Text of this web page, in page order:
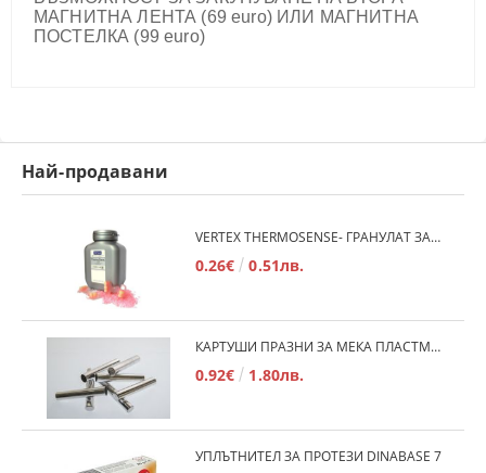
МАГНИТНА ЛЕНТА (69 euro) ИЛИ МАГНИТНА
ПОСТЕЛКА (99 euro)
Най-продавани
VERTEX THERMOSENSE- ГРАНУЛАТ ЗА МЕКИ ПРОТЕЗИ
0.26€ 0.51лв.
КАРТУШИ ПРАЗНИ ЗА МЕКА ПЛАСТМАСА
0.92€ 1.80лв.
УПЛЪТНИТЕЛ ЗА ПРОТЕЗИ DINABASE 7